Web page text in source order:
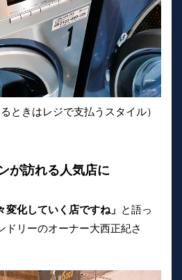
ときはレジで支払うスタイル）
が訪れる人気店に
変化していく店ですね」 と語っ
ドリーのオーナー大西正紀さ